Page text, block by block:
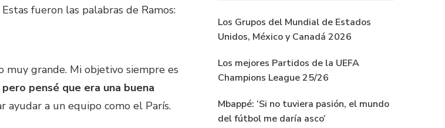
fueron las palabras de Ramos:
muy grande. Mi objetivo siempre es
pero pensé que era una buena
ayudar a un equipo como el París.
Los Grupos del Mundial de Estados
Unidos, México y Canadá 2026
Los mejores Partidos de la UEFA
Champions League 25/26
Mbappé: ‘Si no tuviera pasión, el mundo
del fútbol me daría asco’